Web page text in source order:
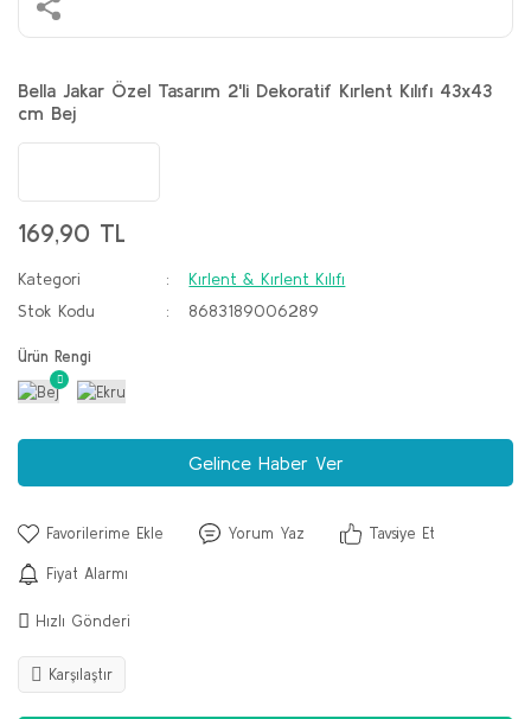
Bella Jakar Özel Tasarım 2'li Dekoratif Kırlent Kılıfı 43x43
cm Bej
169,90 TL
Kategori
Kırlent & Kırlent Kılıfı
Stok Kodu
8683189006289
Ürün Rengi
Gelince Haber Ver
Yorum Yaz Tavsiye Et
Fiyat Alarmı
Hızlı Gönderi
Karşılaştır